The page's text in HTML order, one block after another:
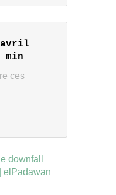
avril
min
ces
downfall
elPadawan